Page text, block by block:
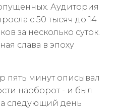
Аудитория
с 50 тысяч до 14
за несколько суток.
слава в эпоху
пять минут описывал
наоборот - и был
следующий день